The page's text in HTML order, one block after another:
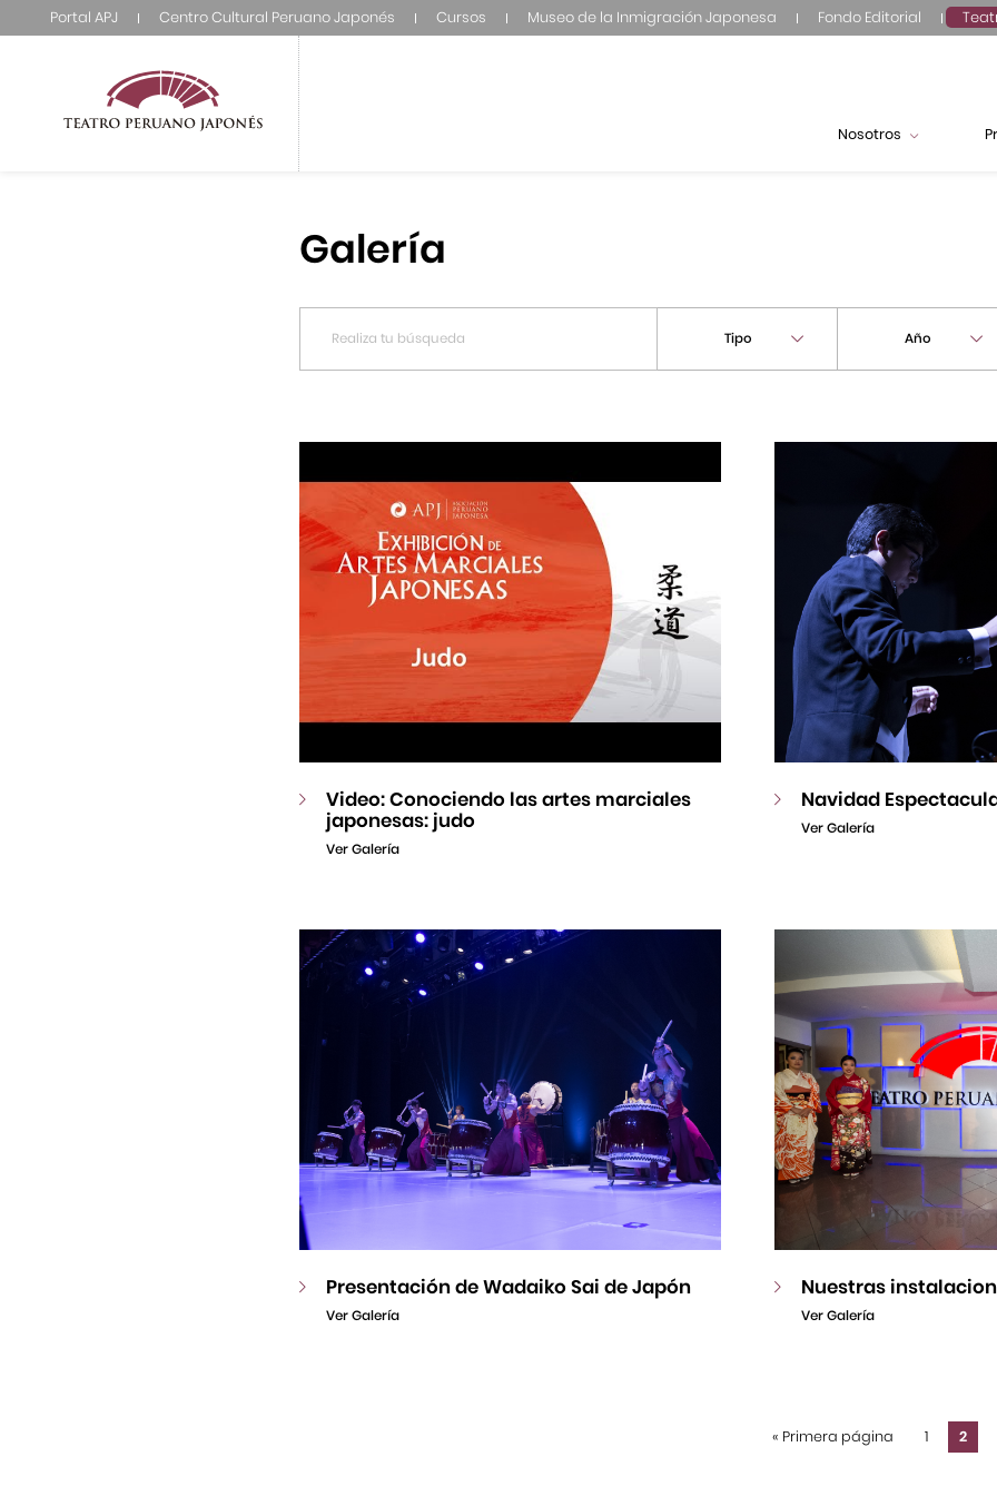
Portal APJ Centro Cultural Peruano Japonés Cursos Museo de la Inmigración Japonesa Fondo Editorial
Nosotros
Galería
Tipo Año
Video: Conociendo las artes marciales
japonesas: judo
Ver Galería
Navidad
Ver Galería
Presentación de Wadaiko Sai de Japón
Ver Galería
Nuestras
Ver Galería
« Primera página 1 2